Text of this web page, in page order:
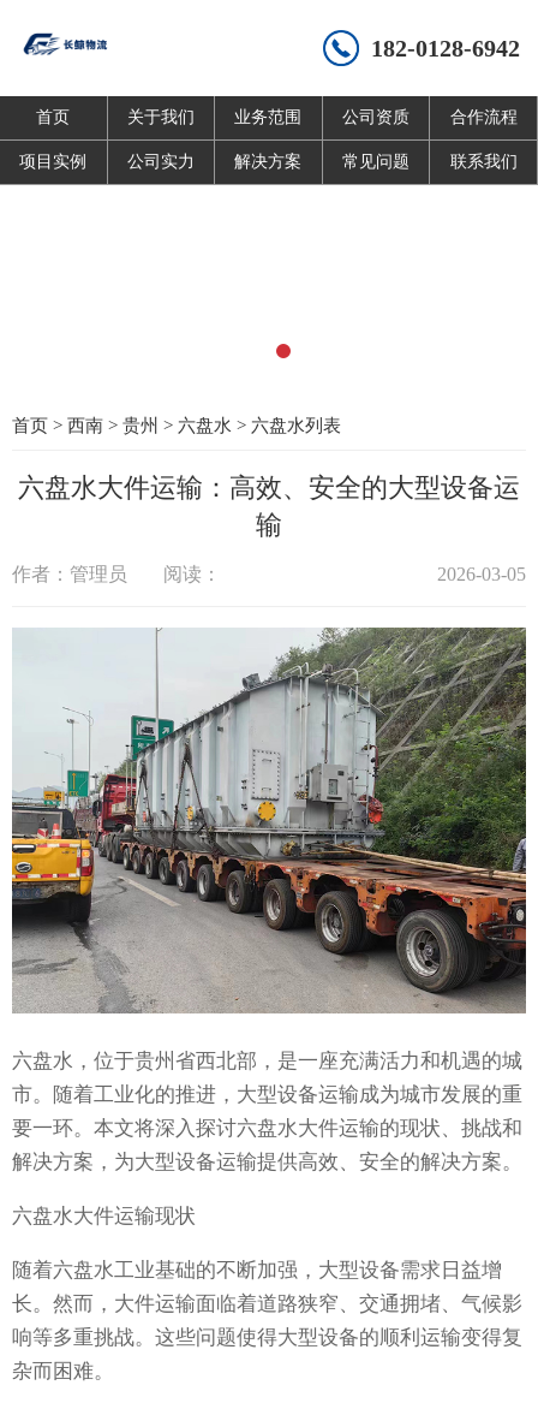
182-0128-6942
首页 关于我们 业务范围 公司资质 合作流程
项目实例 公司实力 解决方案 常见问题 联系我们
首页 > 西南 > 贵州 > 六盘水 > 六盘水列表
六盘水大件运输：高效、安全的大型设备运
输
作者：管理员 阅读： 2026-03-05
六盘水，位于贵州省西北部，是一座充满活力和机遇的城
市。随着工业化的推进，大型设备运输成为城市发展的重
要一环。本文将深入探讨六盘水大件运输的现状、挑战和
解决方案，为大型设备运输提供高效、安全的解决方案。
六盘水大件运输现状
随着六盘水工业基础的不断加强，大型设备需求日益增
长。然而，大件运输面临着道路狭窄、交通拥堵、气候影
响等多重挑战。这些问题使得大型设备的顺利运输变得复
杂而困难。